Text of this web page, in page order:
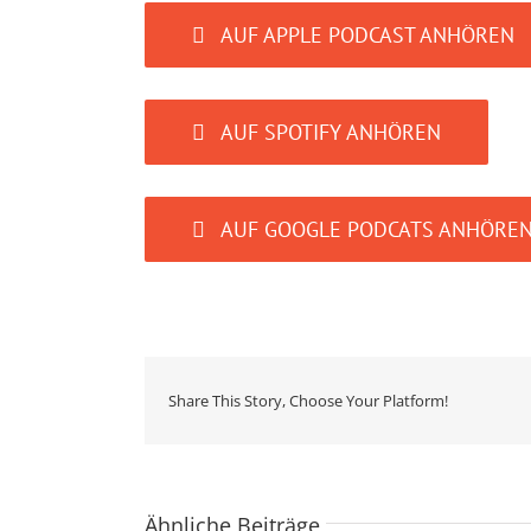
AUF APPLE PODCAST ANHÖREN
AUF SPOTIFY ANHÖREN
AUF GOOGLE PODCATS
Share This Story, Choose Your Platform!